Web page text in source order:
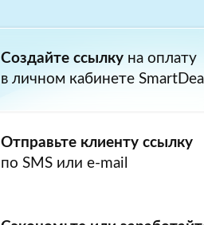
Создайте ссылку на оплату
в личном кабинете
Отправьте клиенту ссылку
по SMS или e-mail